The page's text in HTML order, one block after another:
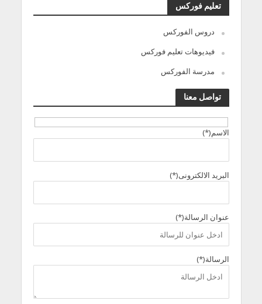
تعليم فوركس
دروس الفوركس
فيديوهات تعليم فوركس
مدرسة الفوركس
تواصل معنا
الاسم(*)
البريد الالكترونى(*)
عنوان الرسالة(*)
الرسالة(*)